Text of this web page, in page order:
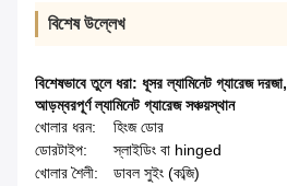
বিশেষ উল্লেখ
বিশেষভাবে তুলে ধরা: ধূসর ল্যামিনেট গ্যারেজ দরজা,
আড়ম্বরপূর্ণ ল্যামিনেট গ্যারেজ সঞ্চয়স্থান
খোলার ধরন:
হিংজ ডোর
ডোরটাইপ:
স্লাইডিং বা hinged
খোলার শৈলী:
ডাবল সুইং (কব্জি)